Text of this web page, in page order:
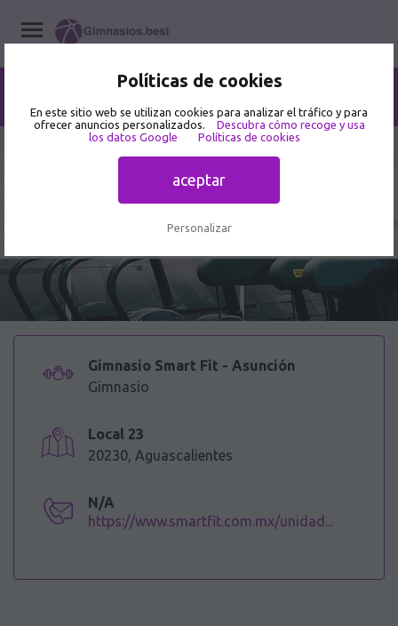
Políticas de cookies
En este sitio web se utilizan cookies para analizar el tráfico y para
ofrecer anuncios personalizados.
Descubra cómo recoge y usa
los datos Google
Políticas de cookies
aceptar
Personalizar
Aguascalientes /Aguascalientes
Gimnasio Smart Fit - Asunción
322 opiniones de usuarios
Gimnasio Smart Fit - Asunción -
Gimnasio en Local 23
Gimnasio Smart Fit - Asunción
Gimnasio
Local 23
20230, Aguascalientes
N/A
https://www.smartfit.com.mx/unidad...